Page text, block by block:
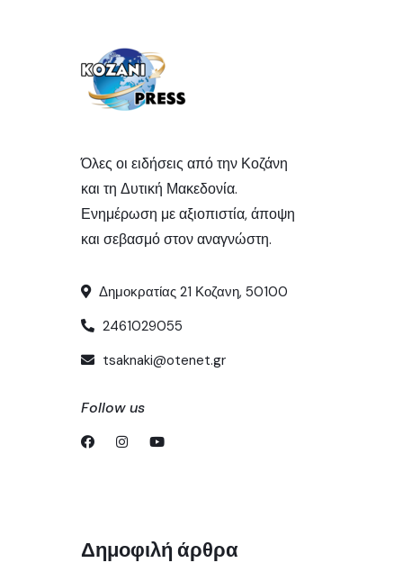
Όλες οι ειδήσεις από την Κοζάνη
και τη Δυτική Μακεδονία.
Ενημέρωση με αξιοπιστία, άποψη
και σεβασμό στον αναγνώστη.
Δημοκρατίας 21 Κοζανη, 50100
2461029055
tsaknaki@otenet.gr
Follow us
Δημοφιλή άρθρα